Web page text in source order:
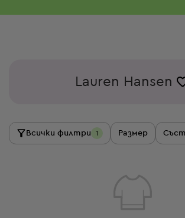
Lauren Hansen
Всички филтри 1 Размер